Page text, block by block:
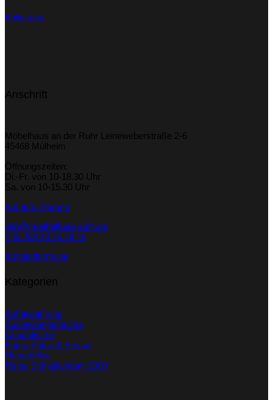
Folge uns
Anschrift
Möbelhaus an der Ruhr Leineweberstraße 2-6
45468 Mülheim
Öffnungszeiten:
Di.-Fr. von 10-18.30 Uhr
Sa. von 10-15.30 Uhr
Anfahrt / Parken
info@moebelhaus-ruhr.de
+49 208 43 75 76 40
Kontaktformular
Kategorien
Aufbewahrung
Ausstellungsstücke
Couchtische
Fama Sofas & Sessel
Homeoffice
Relax Schlafsystem 2000